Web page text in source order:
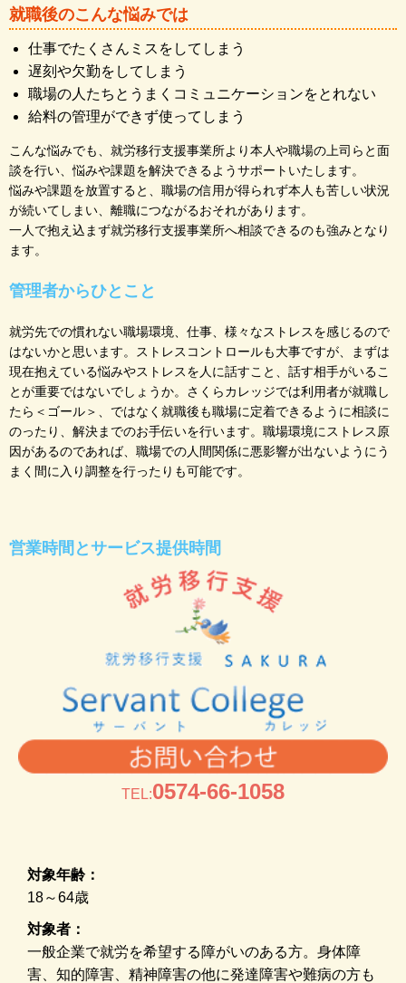
就職後のこんな悩みでは
仕事でたくさんミスをしてしまう
遅刻や欠勤をしてしまう
職場の人たちとうまくコミュニケーションをとれない
給料の管理ができず使ってしまう
こんな悩みでも、就労移行支援事業所より本人や職場の上司らと面
談を行い、悩みや課題を解決できるようサポートいたします。
悩みや課題を放置すると、職場の信用が得られず本人も苦しい状況
が続いてしまい、離職につながるおそれがあります。
一人で抱え込まず就労移行支援事業所へ相談できるのも強みとなり
ます。
管理者からひとこと
就労先での慣れない職場環境、仕事、様々なストレスを感じるので
はないかと思います。ストレスコントロールも大事ですが、まずは
現在抱えている悩みやストレスを人に話すこと、話す相手がいるこ
とが重要ではないでしょうか。さくらカレッジでは利用者が就職し
たら＜ゴール＞、ではなく就職後も職場に定着できるように相談に
のったり、解決までのお手伝いを行います。職場環境にストレス原
因があるのであれば、職場での人間関係に悪影響が出ないようにう
まく間に入り調整を行ったりも可能です。
営業時間とサービス提供時間
TEL:0574-66-1058
対象年齢：
18～64歳
対象者：
一般企業で就労を希望する障がいのある方。身体障
害、知的障害、精神障害の他に発達障害や難病の方も